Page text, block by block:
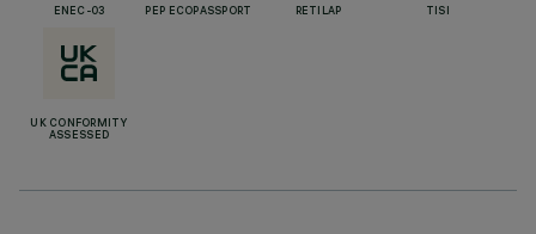
ENEC-03 PEP ECOPASSPORT RETILAP TISI
UK CONFORMITY
ASSESSED